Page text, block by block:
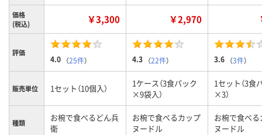
価格
(税込)
￥3,300 ￥2,970
評価
4.0 （25件） 4.3 （22件） 3.6 （3件）
販売単位 1セット（10個入）
1ケース（3食パック
×9袋入）
1セット（3食
×3）
種類
お椀で食べるどん兵
衛
お椀で食べるカップ
ヌードル
お椀で食べ
ヌードル